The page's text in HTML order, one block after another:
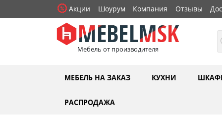
Акции Шоурум Компания Отзывы
Мебель от производителя
МЕБЕЛЬ НА ЗАКАЗ КУХНИ
РАСПРОДАЖА